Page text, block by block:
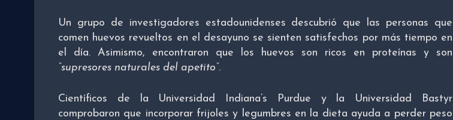
Un grupo de investigadores estadounidenses descubrió que las personas que
comen huevos revueltos en el desayuno se sienten satisfechos por más tiempo en
el día. Asimismo, encontraron que los huevos son ricos en proteínas y son
“supresores naturales del apetito”.
Científicos de la Universidad Indiana’s Purdue y la Universidad Bastyr
comprobaron que incorporar frijoles y legumbres en la dieta ayuda a perder peso